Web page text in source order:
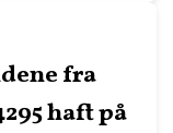
fra
haft på